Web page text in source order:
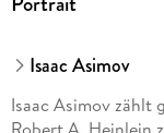
Isaac Asimov
Isaac Asimov zählt